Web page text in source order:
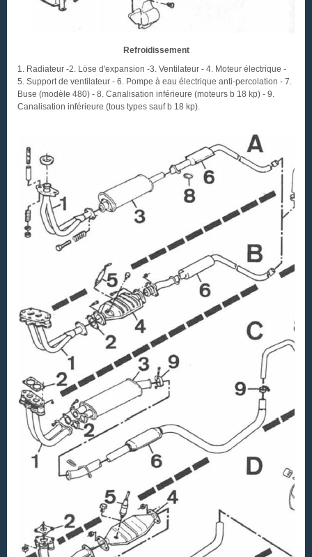
Refroidissement
1. Radiateur -2. Löse d'expansion -3. Ventilateur - 4. Moteur électrique -
5. Support de ventilateur - 6. Pompe à eau électrique anti-percolation - 7.
Buse (modèle 480) - 8. Canalisation inférieure (moteurs b 18 kp) - 9.
Canalisation inférieure (tous types sauf b 18 kp).